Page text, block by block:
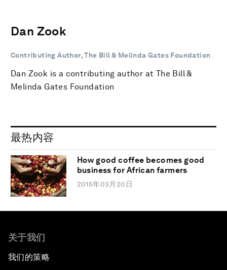
Dan Zook
Contributing Author, The Bill & Melinda Gates Foundation
Dan Zook is a contributing author at The Bill &
Melinda Gates Foundation
最热内容
How good coffee becomes good
business for African farmers
2015年03月20日
关于我们
我们的策略